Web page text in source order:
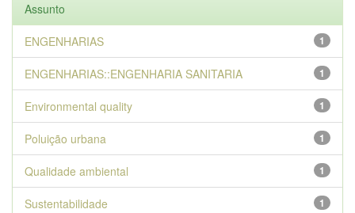
Assunto
1
ENGENHARIAS
1
ENGENHARIAS::ENGENHARIA SANITARIA
1
Environmental quality
1
Poluição urbana
1
Qualidade ambiental
1
Sustentabilidade